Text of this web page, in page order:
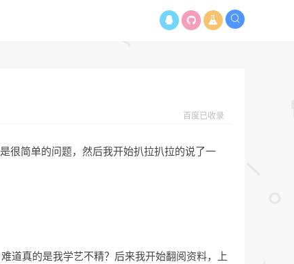
百度已收录
很简单的问题，然后我开始扒拉扒拉的说了一
道真的是我学艺不精？后来我开始翻阅资料，上